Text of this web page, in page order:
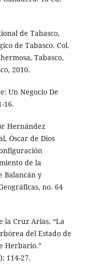
de Tabasco,
de Tabasco. Col.
Tabasco,
2010.
Un Negocio De
16.
Hernández
Óscar de Dios
de la
Balancán y
no. 64
la Cruz Arias. “La
del Estado de
Herbario.”
114-27.